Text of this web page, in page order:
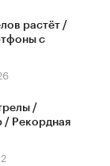
растёт /
с
/
/ Рекордная